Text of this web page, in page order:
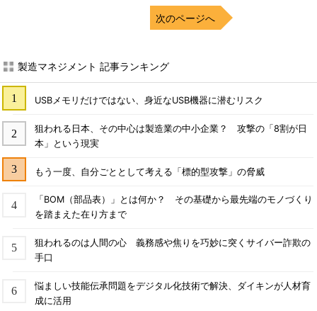
次のページへ
製造マネジメント 記事ランキング
USBメモリだけではない、身近なUSB機器に潜むリスク
狙われる日本、その中心は製造業の中小企業？ 攻撃の「8割が日
本」という現実
もう一度、自分ごととして考える「標的型攻撃」の脅威
「BOM（部品表）」とは何か？ その基礎から最先端のモノづくり
を踏まえた在り方まで
狙われるのは人間の心 義務感や焦りを巧妙に突くサイバー詐欺の
手口
悩ましい技能伝承問題をデジタル化技術で解決、ダイキンが人材育
成に活用